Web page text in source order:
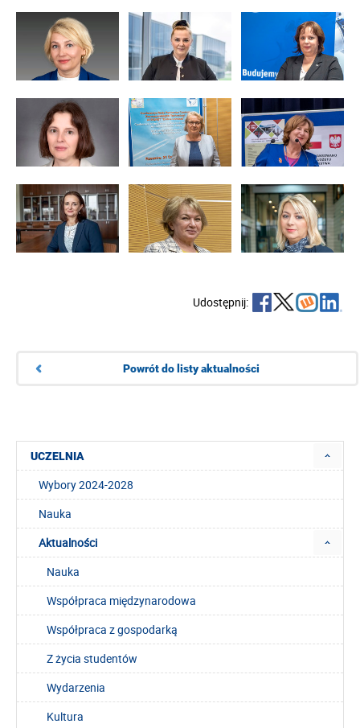
Udostępnij:
Powrót do listy aktualności
UCZELNIA
Wybory 2024-2028
Nauka
Aktualności
Nauka
Współpraca międzynarodowa
Współpraca z gospodarką
Z życia studentów
Wydarzenia
Kultura